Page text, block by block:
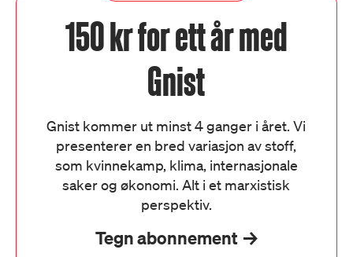
150 kr for ett år med
Gnist
Gnist kommer ut minst 4 ganger i året. Vi
presenterer en bred variasjon av stoff,
som kvinnekamp, klima, internasjonale
saker og økonomi. Alt i et marxistisk
perspektiv.
Tegn abonnement